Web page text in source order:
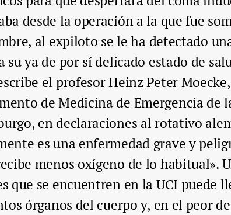
desde la operación a la que fue
al expiloto se le ha detectado
su ya de por sí delicado estado de
el profesor Heinz Peter
de Medicina de Emergencia de
en declaraciones al rotativo
es una enfermedad grave y
menos oxígeno de lo habitual».
que se encuentren en la UCI puede
órganos del cuerpo y, en el peor